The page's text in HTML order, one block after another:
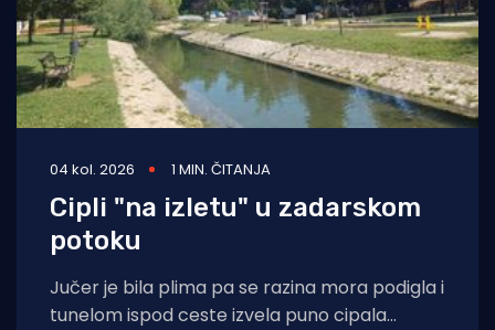
04 kol. 2026 1 MIN. ČITANJA
Cipli "na izletu" u zadarskom
potoku
Jučer je bila plima pa se razina mora podigla i
tunelom ispod ceste izvela puno cipala